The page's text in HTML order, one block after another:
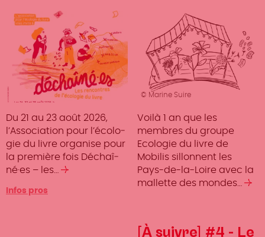
Du 21 au 23 août 2026,
l’As­so­cia­tion pour l’éco­lo­
gie du livre orga­nise pour
la première fois Déchaî­
né·es – les…
Infos pros
© Marine Suire
Voilà 1 an que les
membres du groupe
Ecologie du livre de
Mobilis sillonnent les
Pays-de-la-Loire avec la
mallette des mondes…
[À suivre] #4 - Le